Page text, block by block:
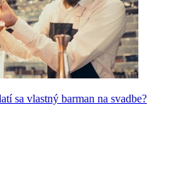
sa vlastný barman na svadbe?